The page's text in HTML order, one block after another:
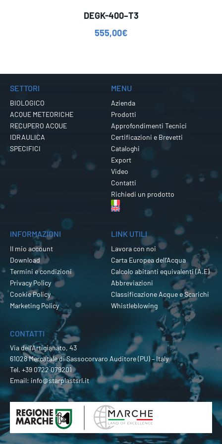
DEGK-400–T3
555,00€
SETTORI
BIOLOGICO
ACQUE METEORICHE
RECUPERO ACQUE
IDRAULICA
SPECIFICI
MENU
Azienda
Prodotti
Approfondimenti Tecnici
Certificazioni e Brevetti
Cataloghi
Export
Video
Contatti
Richiedi un prodotto
INFORMAZIONI
Il mio account
Download
Termini e condizioni
Privacy Policy
Cookie Policy
Marketing Policy
LINK UTILI
Lavora con noi
Carta Europea dell’Acqua
Calcolo abitanti equivalenti (A.E)
Abbreviazioni
Classificazione Acque e Scarichi
Whistleblowing
CONTATTI
Via dell’Artigianato, 43
61028 Mercatale di Sassocorvaro Auditore (PU) – Italy
Tel. +39 0722 079201
Email: info@starplastsrl.it